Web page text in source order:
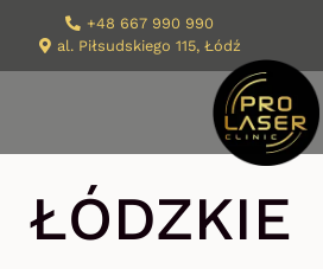
+48 667 990 990
al. Piłsudskiego 115, Łódź
ŁÓDZKIE